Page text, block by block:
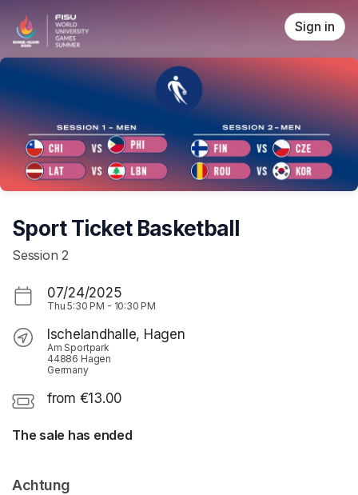
Sign in
Sport Ticket Basketball
Session 2
07/24/2025
Thu 5:30 PM - 10:30 PM
Ischelandhalle, Hagen
Am Sportpark
44886 Hagen
Germany
from €13.00
The sale has ended
Achtung